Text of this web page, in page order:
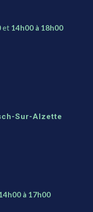
et 14h00 à 18h00
Sur-Alzette
à 17h00